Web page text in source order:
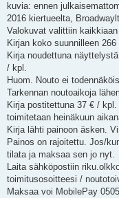
kuvia: ennen
2016 kiertueelta,
Valokuvat valittiin
Kirjan koko suunnilleen
Kirja noudettuna
/ kpl.
Huom. Nouto ei
Tarkennan noutoaikoja
Kirja postitettuna 37 € /
toimitetaan heinäkuun
Kirja lähti painoon äsken.
Painos on rajoitettu. Jos/
tilata ja maksaa sen jo nyt.
Laita sähköpostiin
toimitusosoitteesi /
Maksaa voi MobilePay